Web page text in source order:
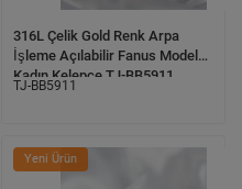
316L Çelik Gold Renk Arpa
İşleme Açılabilir Fanus Model
Kadın Kelepçe TJ-BB5911
TJ-BB5911
Yeni Ürün